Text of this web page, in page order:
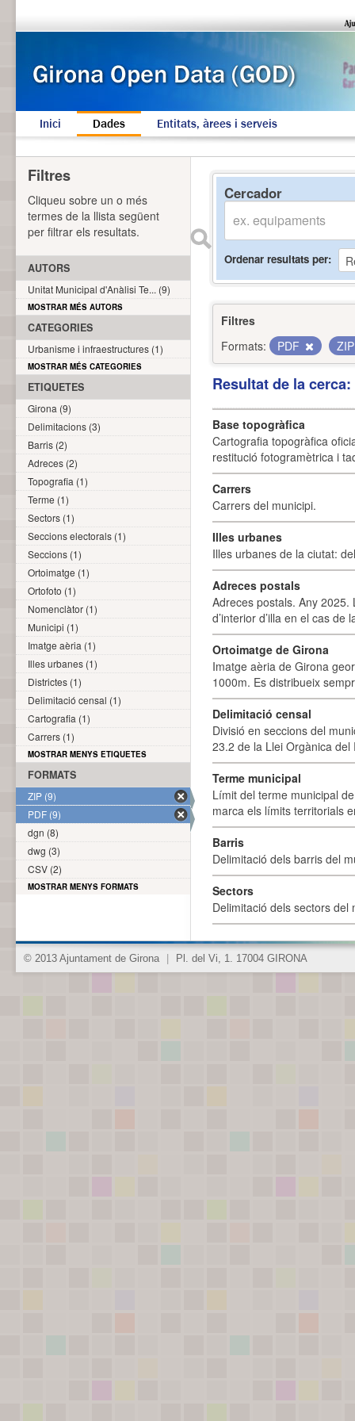
Inici Dades Entitats, àrees i serveis
Cercador
Ordenar resultats per
Filtres
Formats:
PDF
Resultat de la
Base topogràfica
Cartografia topogràfica
restitució fotogramètrica i
Carrers
Carrers del municipi.
Illes urbanes
Illes urbanes de la ciutat:
Adreces postals
Adreces postals. Any 2025.
d’interior d’illa en el cas
Ortoimatge de Girona
Imatge aèria de Girona
1000m. Es distribueix
Delimitació censal
Divisió en seccions del
23.2 de la Llei Orgànica
Terme municipal
Límit del terme municipal
marca els límits territorials
Barris
Delimitació dels barris del
Sectors
Delimitació dels sectors del
Filtres
Cliqueu sobre un o més
termes de la llista següent
per filtrar els resultats.
AUTORS
Unitat Municipal d'Anàlisi Te... (9)
MOSTRAR MÉS AUTORS
CATEGORIES
Urbanisme i infraestructures (1)
MOSTRAR MÉS CATEGORIES
ETIQUETES
Girona (9)
Delimitacions (3)
Barris (2)
Adreces (2)
Topografia (1)
Terme (1)
Sectors (1)
Seccions electorals (1)
Seccions (1)
Ortoimatge (1)
Ortofoto (1)
Nomenclàtor (1)
Municipi (1)
Imatge aèria (1)
Illes urbanes (1)
Districtes (1)
Delimitació censal (1)
Cartografia (1)
Carrers (1)
MOSTRAR MENYS ETIQUETES
FORMATS
ZIP (9)
PDF (9)
dgn (8)
dwg (3)
CSV (2)
MOSTRAR MENYS FORMATS
© 2013 Ajuntament de Girona Pl. del Vi, 1. 17004 GIRONA